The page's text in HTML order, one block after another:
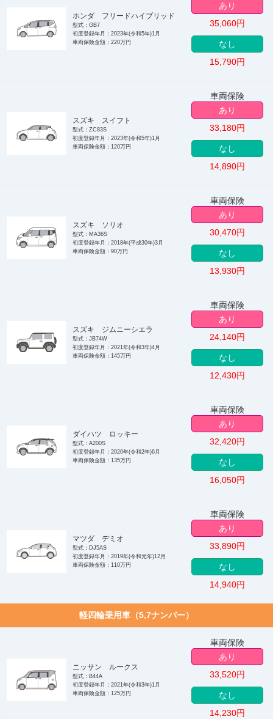
ホンダ フリードハイブリッド
型式：GB7
初度登録年月：2023年(令和5年)1月
車両保険金額：220万円
あり
35,060円
なし
15,790円
スズキ スイフト
型式：ZC83S
初度登録年月：2023年(令和5年)1月
車両保険金額：120万円
車両保険
あり
33,180円
なし
14,890円
スズキ ソリオ
型式：MA36S
初度登録年月：2018年(平成30年)3月
車両保険金額：90万円
車両保険
あり
30,470円
なし
13,930円
スズキ ジムニーシエラ
型式：JB74W
初度登録年月：2021年(令和3年)4月
車両保険金額：145万円
車両保険
あり
24,140円
なし
12,430円
ダイハツ ロッキー
型式：A200S
初度登録年月：2020年(令和2年)6月
車両保険金額：135万円
車両保険
あり
32,420円
なし
16,050円
マツダ デミオ
型式：DJ5AS
初度登録年月：2019年(令和元年)12月
車両保険金額：110万円
車両保険
あり
33,890円
なし
14,940円
軽四輪乗用車（5,7ナンバー）
ニッサン ルークス
型式：B44A
初度登録年月：2021年(令和3年)1月
車両保険金額：125万円
車両保険
あり
33,520円
なし
14,230円